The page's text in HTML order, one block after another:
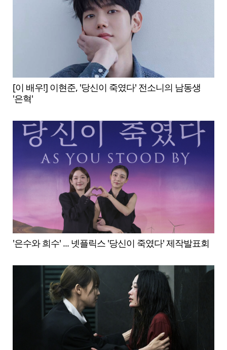
[이 배우!] 이현준, '당신이 죽였다' 전소니의 남동생
'은혁'
'은수와 희수' ... 넷플릭스 '당신이 죽였다' 제작발표회